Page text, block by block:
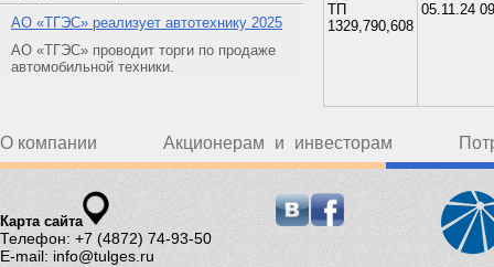
АO «ТГЭС» реализует автотехнику 2025
АО «ТГЭС» проводит торги по продаже
автомобильной техники.
ТП
1329,790,608
05.11.24
О компании Акционерам и инвесторам
Карта сайта
Телефон: +7 (4872) 74-93-50
E-mail: info@tulges.ru